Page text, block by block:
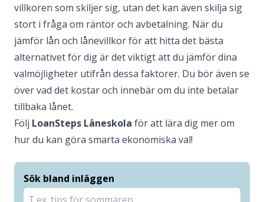
villkoren som skiljer sig, utan det kan även skilja sig
stort i fråga om räntor och avbetalning. När du
jämför lån och lånevillkor för att hitta det bästa
alternativet för dig är det viktigt att du jämför dina
valmöjligheter utifrån dessa faktorer. Du bör även se
över vad det kostar och innebär om du inte betalar
tillbaka lånet.
Följ LoanSteps Låneskola för att lära dig mer om
hur du kan göra smarta ekonomiska val!
Sök bland inläggen